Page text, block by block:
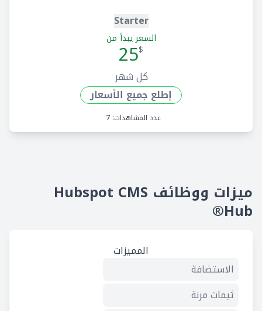
Starter
السعر يبدأ من
$
25
كل شهر
إطلع جميع الأسعار
عدد المشاهدات: 7
ميزات ووظائف Hubspot CMS
Hub®
المميزات
الاستضافة
ثيمات مرنة